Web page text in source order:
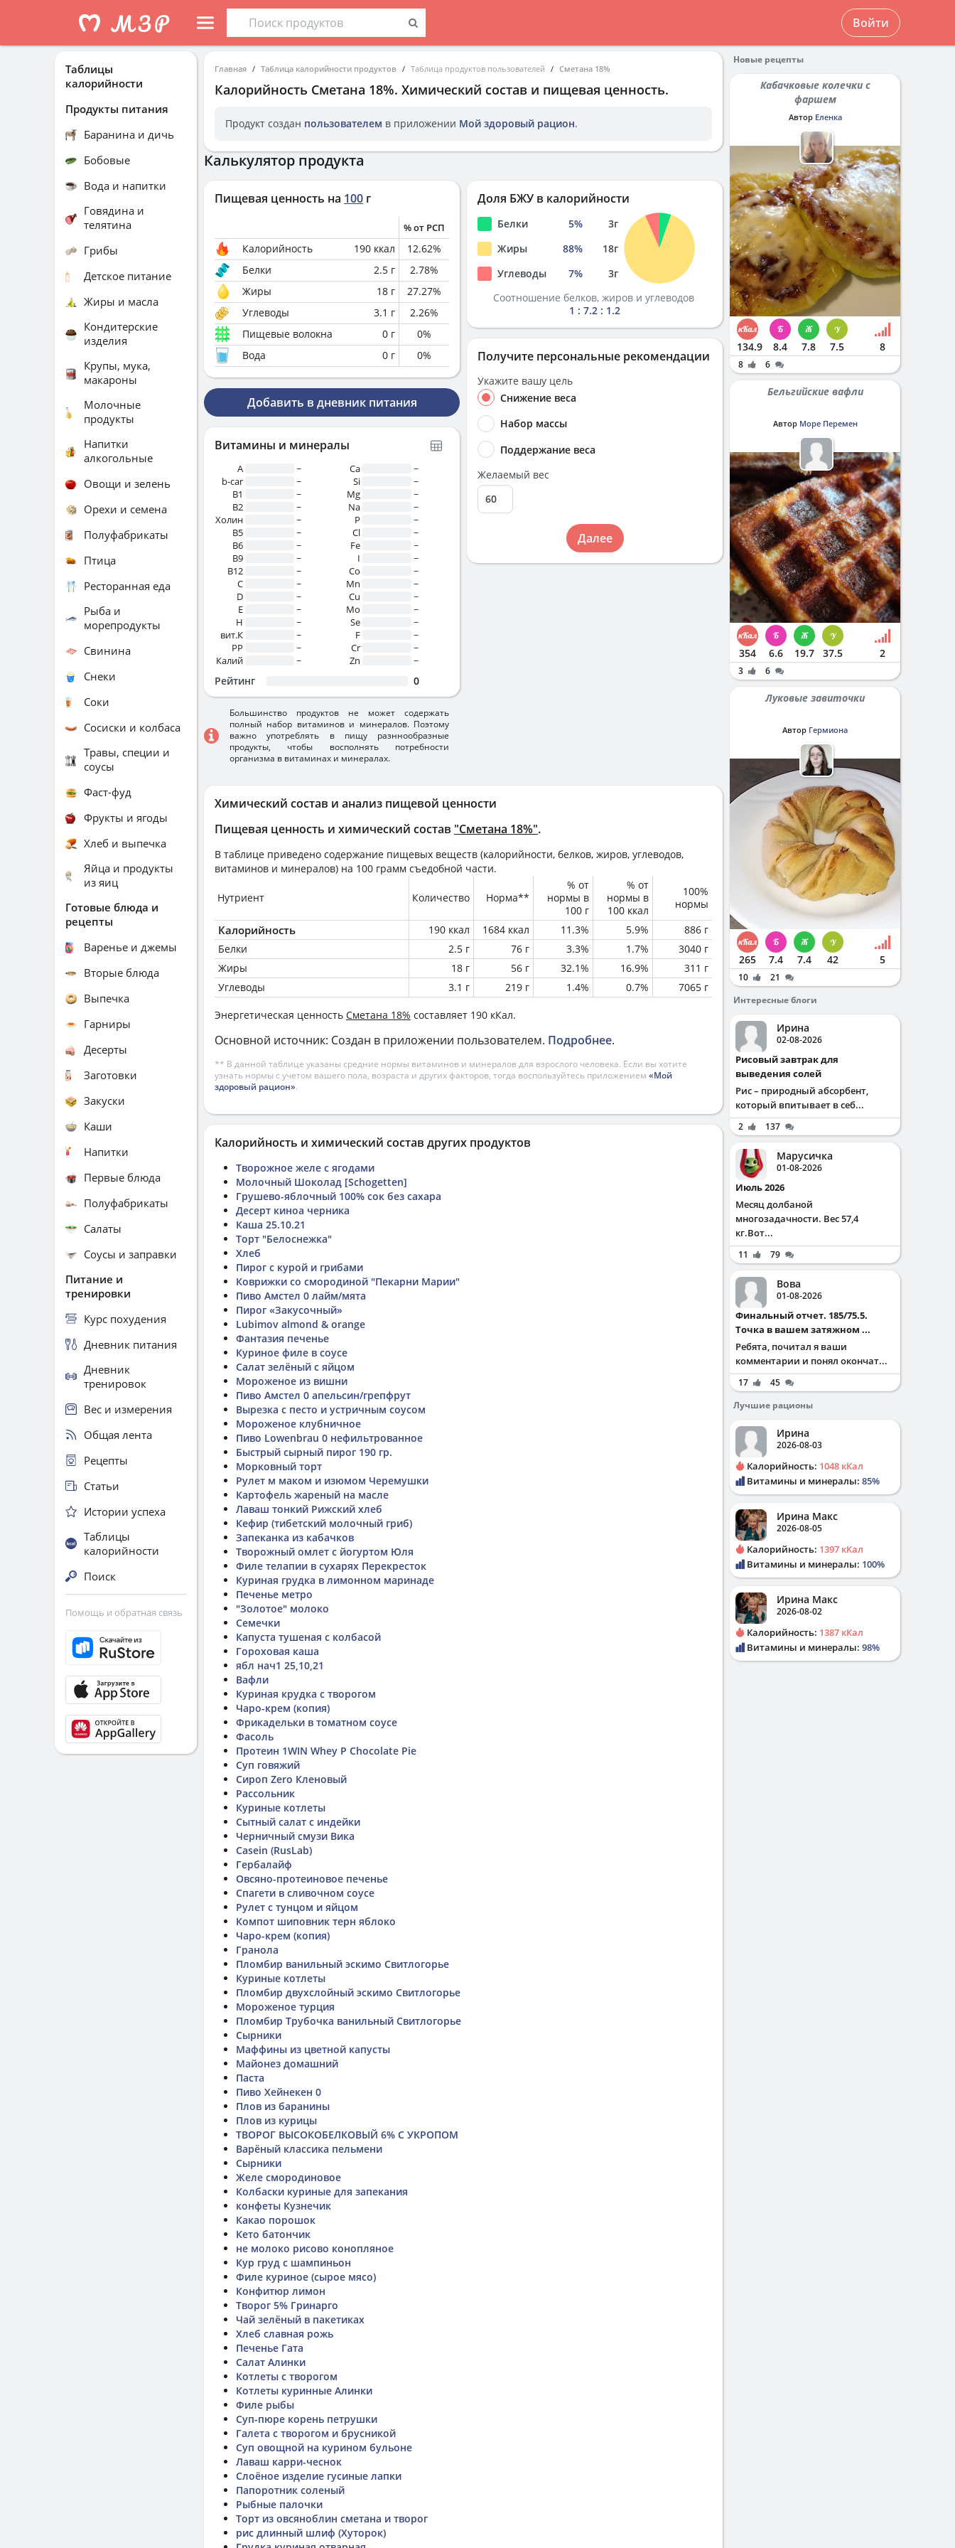
Войти
Главная Таблица калорийности продуктов Таблица продуктов пользователей Сметана 18%
Калорийность Сметана 18%. Химический состав и пищевая ценность.
Продукт создан пользователем в приложении Мой здоровый рацион.
Химический состав и анализ пищевой ценности
Пищевая ценность и химический состав "Сметана 18%".
В таблице приведено содержание пищевых веществ (калорийности, белков, жиров, углеводов,
витаминов и минералов) на 100 грамм съедобной части.
Нутриент Количество Норма**
% от
нормы в
100 г
% от
нормы в
100 ккал
100%
нормы
Калорийность 190 ккал 1684 ккал 11.3% 5.9%
886 г
Белки
2.5 г 76 г 3.3% 1.7%
3040 г
Жиры
18 г 56 г 32.1% 16.9%
311 г
Углеводы
3.1 г 219 г 1.4% 0.7% 7065 г
Энергетическая ценность Сметана 18% составляет 190 кКал.
Основной источник: Создан в приложении пользователем. Подробнее.
** В данной таблице указаны средние нормы витаминов и минералов для взрослого человека. Если вы хотите
узнать нормы с учетом вашего пола, возраста и других факторов, тогда воспользуйтесь приложением «Мой
здоровый рацион».
Калькулятор продукта
Пищевая ценность на 100 г
% от РСП
Калорийность 190 ккал 12.62%
Белки
2.5 г 2.78%
Жиры
18 г 27.27%
Углеводы
3.1 г 2.26%
Пищевые волокна
0 г 0%
Вода
0 г 0%
Добавить в дневник питания
Витамины и минералы
A
~
b-car
~
В1
~
B2
~
Холин
~
B5
~
B6
~
B9
~
B12
~
C
~
D
~
E
~
H
~
вит.К
~
PP
~
Калий
~
Ca
~
Si
~
Mg
~
Na
~
P
~
Cl
~
Fe
~
I
~
Co
~
Mn
~
Cu
~
Mo
~
Se
~
F
~
Cr
~
Zn
~
Рейтинг 0
Большинство продуктов не может содержать
полный набор витаминов и минералов. Поэтому
важно употреблять в пищу разннообразные
продукты, чтобы восполнять потребности
организма в витаминах и минералах.
Доля БЖУ в калорийности
Белки 5% 3г
Жиры
88% 18г
Углеводы
7% 3г
Соотношение белков, жиров и углеводов
1 : 7.2 : 1.2
Получите персональные рекомендации
Укажите вашу цель
Снижение веса
Набор массы
Поддержание веса
Желаемый вес
Далее
Калорийность и химический состав других продуктов
Творожное желе с ягодами
Молочный Шоколад [Schogetten]
Грушево-яблочный 100% сок без сахара
Десерт киноа черника
Каша 25.10.21
Торт "Белоснежка"
Хлеб
Пирог с курой и грибами
Коврижки со смородиной "Пекарни Марии"
Пиво Амстел 0 лайм/мята
Пирог «Закусочный»
Lubimov almond & orange
Фантазия печенье
Куриное филе в соусе
Салат зелёный с яйцом
Мороженое из вишни
Пиво Амстел 0 апельсин/грепфрут
Вырезка с песто и устричным соусом
Мороженое клубничное
Пиво Lowenbrau 0 нефильтрованное
Быстрый сырный пирог 190 гр.
Морковный торт
Рулет м маком и изюмом Черемушки
Картофель жареный на масле
Лаваш тонкий Рижский хлеб
Кефир (тибетский молочный гриб)
Запеканка из кабачков
Творожный омлет с йогуртом Юля
Филе телапии в сухарях Перекресток
Куриная грудка в лимонном маринаде
Печенье метро
"Золотое" молоко
Семечки
Капуста тушеная с колбасой
Гороховая каша
ябл нач1 25,10,21
Вафли
Куриная крудка с творогом
Чаро-крем (копия)
Фрикадельки в томатном соусе
Фасоль
Протеин 1WIN Whey P Chocolate Pie
Суп говяжий
Сироп Zero Кленовый
Рассольник
Куриные котлеты
Сытный салат с индейки
Черничный смузи Вика
Casein (RusLab)
Гербалайф
Овсяно-протеиновое печенье
Спагети в сливочном соусе
Рулет с тунцом и яйцом
Компот шиповник терн яблоко
Чаро-крем (копия)
Гранола
Пломбир ванильный эскимо Свитлогорье
Куриные котлеты
Пломбир двухслойный эскимо Свитлогорье
Мороженое турция
Пломбир Трубочка ванильный Свитлогорье
Сырники
Маффины из цветной капусты
Майонез домашний
Паста
Пиво Хейнекен 0
Плов из баранины
Плов из курицы
ТВОРОГ ВЫСОКОБЕЛКОВЫЙ 6% С УКРОПОМ
Варёный классика пельмени
Сырники
Желе смородиновое
Колбаски куриные для запекания
конфеты Кузнечик
Какао порошок
Кето батончик
не молоко рисово конопляное
Кур груд с шампиньон
Филе куриное (сырое мясо)
Конфитюр лимон
Творог 5% Гринарго
Чай зелёный в пакетиках
Хлеб славная рожь
Печенье Гата
Салат Алинки
Котлеты с творогом
Котлеты куринные Алинки
Филе рыбы
Суп-пюре корень петрушки
Галета с творогом и брусникой
Суп овощной на курином бульоне
Лаваш карри-чеснок
Слоёное изделие гусиные лапки
Папоротник соленый
Рыбные палочки
Торт из овсяноблин сметана и творог
рис длинный шлиф (Хуторок)
Таблицы
калорийности
Продукты питания
Баранина и дичь
Бобовые
Вода и напитки
Говядина и
телятина
Грибы
Детское питание
Жиры и масла
Кондитерские
изделия
Крупы, мука,
макароны
Молочные
продукты
Напитки
алкогольные
Овощи и зелень
Орехи и семена
Полуфабрикаты
Птица
Ресторанная еда
Рыба и
морепродукты
Свинина
Снеки
Соки
Сосиски и колбаса
Травы, специи и
соусы
Фаст-фуд
Фрукты и ягоды
Хлеб и выпечка
Яйца и продукты
из яиц
Готовые блюда и
рецепты
Варенье и джемы
Вторые блюда
Выпечка
Гарниры
Десерты
Заготовки
Закуски
Каши
Напитки
Первые блюда
Полуфабрикаты
Салаты
Соусы и заправки
Питание и
тренировки
Курс похудения
Дневник питания
Дневник
тренировок
Вес и измерения
Общая лента
Рецепты
Статьи
Истории успеха
Таблицы
калорийности
Поиск
Помощь и обратная связь
Новые рецепты
Кабачковые колечки с
фаршем
Автор Еленка
134.9 8.4 7.8 7.5 8
8 6
Бельгийские вафли
Автор Море Перемен
354 6.6 19.7 37.5 2
3 6
Луковые завиточки
Автор Гермиона
265 7.4 7.4 42 5
10
21
Интересные блоги
Ирина
02-08-2026
Рисовый завтрак для
выведения солей
Рис – природный абсорбент,
который впитывает в себ...
2 137
Марусичка
01-08-2026
Июль 2026
Месяц долбаной
многозадачности. Вес 57,4
кг.Вот...
11 79
Вова
01-08-2026
Финальный отчет. 185/75.5.
Точка в вашем затяжном ...
Ребята, почитал я ваши
комментарии и понял окончат...
17
45
Лучшие рационы
Ирина
2026-08-03
Калорийность: 1048 кКал
Витамины и минералы: 85%
Ирина Макс
2026-08-05
Калорийность: 1397 кКал
Витамины и минералы: 100%
Ирина Макс
2026-08-02
Калорийность: 1387 кКал
Витамины и минералы: 98%